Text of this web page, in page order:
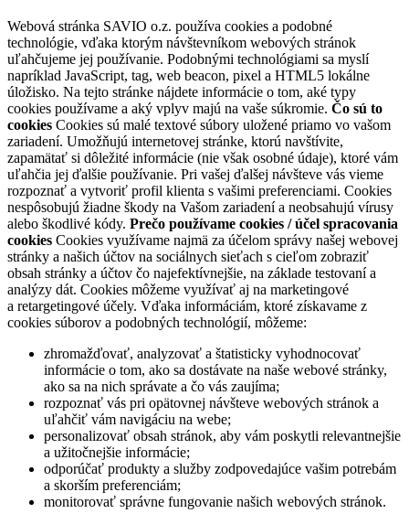
Webová stránka SAVIO o.z. používa cookies a podobné
technológie, vďaka ktorým návštevníkom webových stránok
uľahčujeme jej používanie. Podobnými technológiami sa myslí
napríklad JavaScript, tag, web beacon, pixel a HTML5 lokálne
úložisko. Na tejto stránke nájdete informácie o tom, aké typy
cookies používame a aký vplyv majú na vaše súkromie. Čo sú to
cookies Cookies sú malé textové súbory uložené priamo vo vašom
zariadení. Umožňujú internetovej stránke, ktorú navštívite,
zapamätať si dôležité informácie (nie však osobné údaje), ktoré vám
uľahčia jej ďalšie používanie. Pri vašej ďalšej návšteve vás vieme
rozpoznať a vytvoriť profil klienta s vašimi preferenciami. Cookies
nespôsobujú žiadne škody na Vašom zariadení a neobsahujú vírusy
alebo škodlivé kódy. Prečo používame cookies / účel spracovania
cookies Cookies využívame najmä za účelom správy našej webovej
stránky a našich účtov na sociálnych sieťach s cieľom zobraziť
obsah stránky a účtov čo najefektívnejšie, na základe testovaní a
analýzy dát. Cookies môžeme využívať aj na marketingové
a retargetingové účely. Vďaka informáciám, ktoré získavame z
cookies súborov a podobných technológií, môžeme:
zhromažďovať, analyzovať a štatisticky vyhodnocovať
informácie o tom, ako sa dostávate na naše webové stránky,
ako sa na nich správate a čo vás zaujíma;
rozpoznať vás pri opätovnej návšteve webových stránok a
uľahčiť vám navigáciu na webe;
personalizovať obsah stránok, aby vám poskytli relevantnejšie
a užitočnejšie informácie;
odporúčať produkty a služby zodpovedajúce vašim potrebám
a skorším preferenciám;
monitorovať správne fungovanie našich webových stránok.